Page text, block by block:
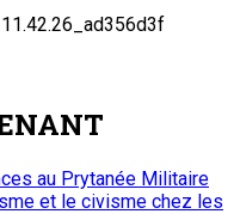
au Prytanée Militaire
et le civisme chez les